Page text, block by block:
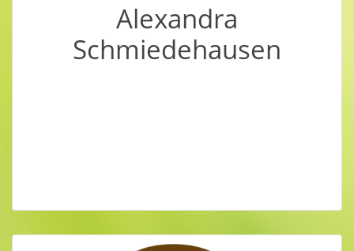
Alexandra
Schmiedehausen